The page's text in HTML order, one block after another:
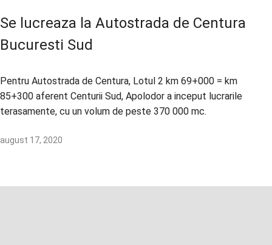
Se lucreaza la Autostrada de Centura
Bucuresti Sud
Pentru Autostrada de Centura, Lotul 2 km 69+000 = km
85+300 aferent Centurii Sud, Apolodor a inceput lucrarile
terasamente, cu un volum de peste 370 000 mc.
august 17, 2020